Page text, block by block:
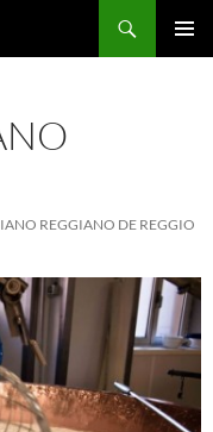
REGGIANO DE REGGIO